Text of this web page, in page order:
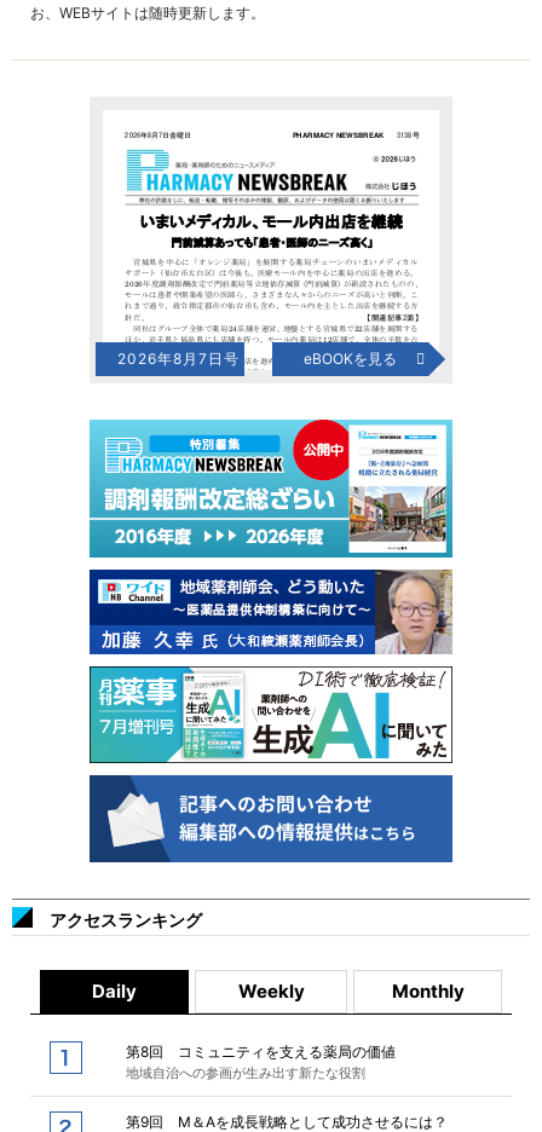
お、WEBサイトは随時更新します。
2026年8月7日号 eBOOKを見る
アクセスランキング
Daily Weekly Monthly
第8回 コミュニティを支える薬局の価値
地域自治への参画が生み出す新たな役割
第9回 M＆Aを成長戦略として成功させるには？